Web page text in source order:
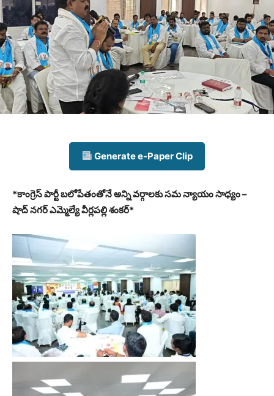
Generate e-Paper Clip
*కాంగ్రెస్ పార్టీ బలోపేతంతోనే అన్ని వర్గాలకు సమ న్యాయం సాధ్యం –
షాద్ నగర్ ఎమ్మెల్యే వీర్లపల్లి శంకర్*